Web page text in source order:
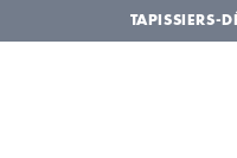
au
TAPISSIERS-